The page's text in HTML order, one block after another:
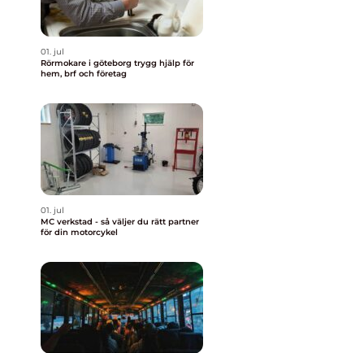
01. jul
Rörmokare i göteborg trygg hjälp för
hem, brf och företag
01. jul
MC verkstad - så väljer du rätt partner
för din motorcykel